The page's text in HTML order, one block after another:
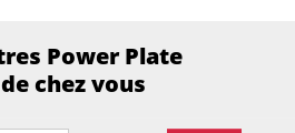
Power Plate
chez vous